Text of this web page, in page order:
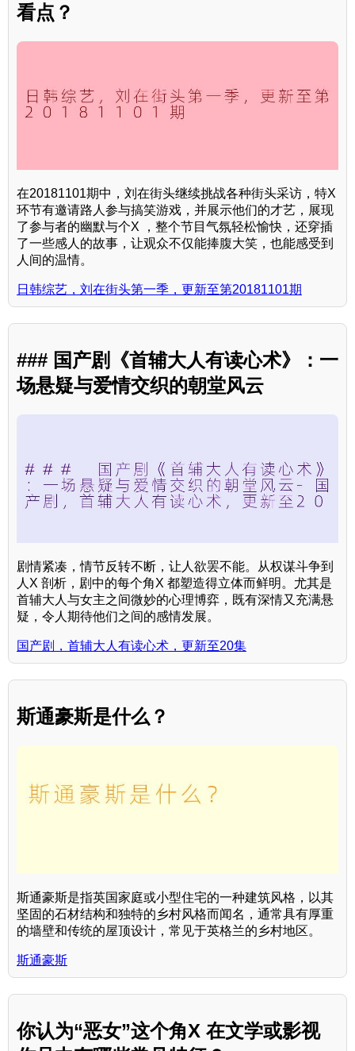
看点？
在20181101期中，刘在街头继续挑战各种街头采访，特X
环节有邀请路人参与搞笑游戏，并展示他们的才艺，展现
了参与者的幽默与个X ，整个节目气氛轻松愉快，还穿插
了一些感人的故事，让观众不仅能捧腹大笑，也能感受到
人间的温情。
日韩综艺，刘在街头第一季，更新至第20181101期
### 国产剧《首辅大人有读心术》：一
场悬疑与爱情交织的朝堂风云
剧情紧凑，情节反转不断，让人欲罢不能。从权谋斗争到
人X 剖析，剧中的每个角X 都塑造得立体而鲜明。尤其是
首辅大人与女主之间微妙的心理博弈，既有深情又充满悬
疑，令人期待他们之间的感情发展。
国产剧，首辅大人有读心术，更新至20集
斯通豪斯是什么？
斯通豪斯是指英国家庭或小型住宅的一种建筑风格，以其
坚固的石材结构和独特的乡村风格而闻名，通常具有厚重
的墙壁和传统的屋顶设计，常见于英格兰的乡村地区。
斯通豪斯
你认为“恶女”这个角X 在文学或影视